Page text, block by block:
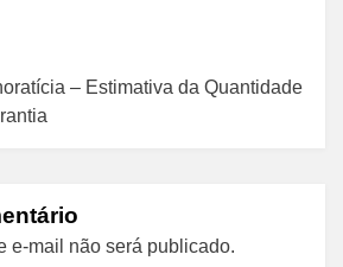
– Estimativa da Quantidade
e-mail não será publicado.